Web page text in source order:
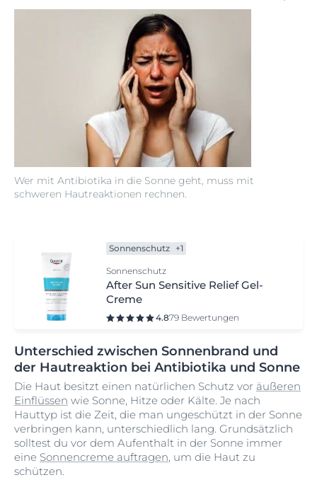
Wer mit Antibiotika in die Sonne geht, muss mit
schweren Hautreaktionen rechnen.
Sonnenschutz +1
Sonnenschutz
After Sun Sensitive Relief Gel-
Creme
4.879 Bewertungen
Unterschied zwischen Sonnenbrand und
der Hautreaktion bei Antibiotika und Sonne
Die Haut besitzt einen natürlichen Schutz vor äußeren
Einflüssen wie Sonne, Hitze oder Kälte. Je nach
Hauttyp ist die Zeit, die man ungeschützt in der Sonne
verbringen kann, unterschiedlich lang. Grundsätzlich
solltest du vor dem Aufenthalt in der Sonne immer
eine Sonnencreme auftragen, um die Haut zu
schützen.